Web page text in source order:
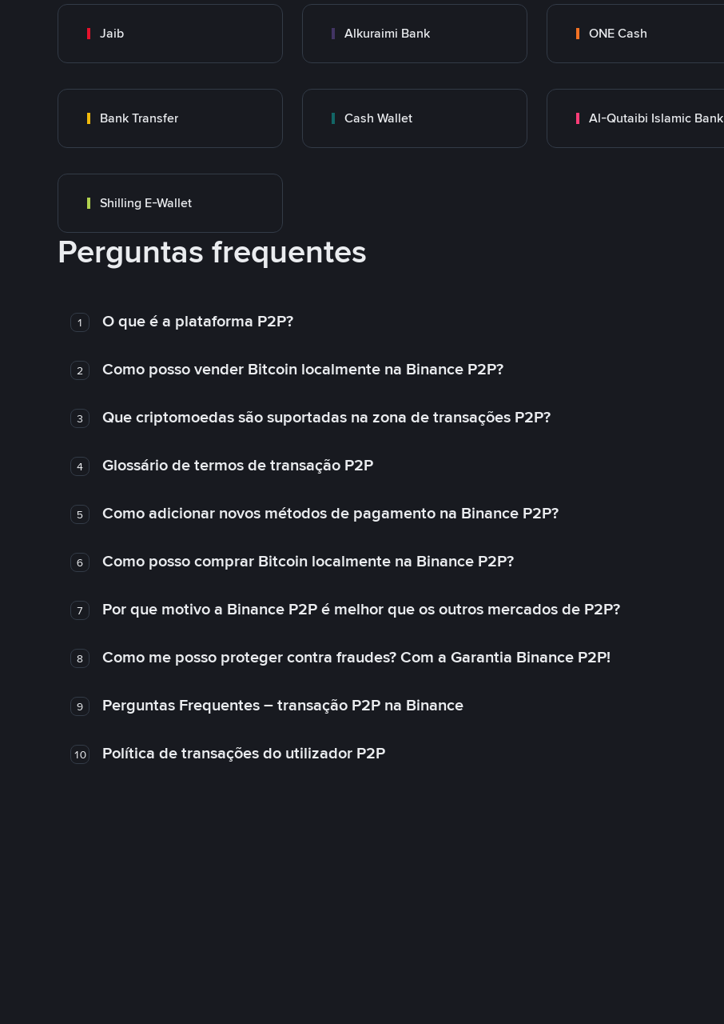
Jaib Alkuraimi Bank ONE Cash
Bank Transfer Cash Wallet Al-Qutaibi Islamic Bank
Shilling E-Wallet
Perguntas frequentes
1 O que é a plataforma P2P?
2 Como posso vender Bitcoin localmente na Binance P2P?
3 Que criptomoedas são suportadas na zona de transações P2P?
4 Glossário de termos de transação P2P
5 Como adicionar novos métodos de pagamento na Binance P2P?
6 Como posso comprar Bitcoin localmente na Binance P2P?
7 Por que motivo a Binance P2P é melhor que os outros mercados de P2P?
8 Como me posso proteger contra fraudes? Com a Garantia Binance P2P!
9 Perguntas Frequentes – transação P2P na Binance
10 Política de transações do utilizador P2P